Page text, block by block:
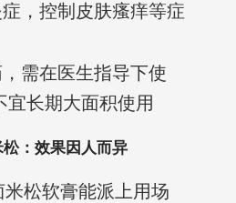
，控制皮肤瘙痒等症
需在医生指导下使
宜长期大面积使用
：效果因人而异
松软膏能派上用场